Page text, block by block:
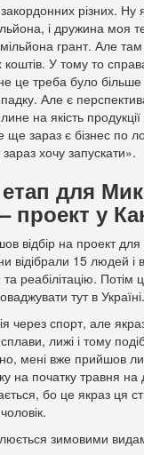
закордонних різних.
і дружина моя
грант. Але
коштів. У тому то
це треба було більше
Але є
на якість
зараз є бізнес по
хочу запускати».
для
проект у
відбір на проект для
відібрали 15 людей і
реабілітацію. Потім
тут в Україні.
через спорт, але
лижі і тому
мені вже прийшов
на початку травня на
бо це якраз ця
зимовими